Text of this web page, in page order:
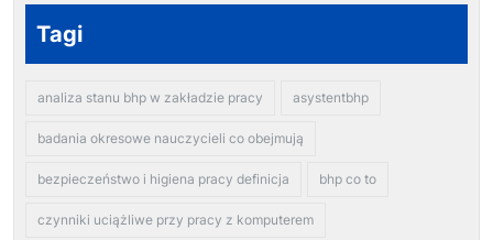
Tagi
analiza stanu bhp w zakładzie pracy asystentbhp
badania okresowe nauczycieli co obejmują
bezpieczeństwo i higiena pracy definicja bhp co to
czynniki uciążliwe przy pracy z komputerem